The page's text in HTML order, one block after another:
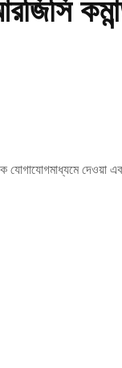
যোগাযোগমাধ্যমে দেওয়া